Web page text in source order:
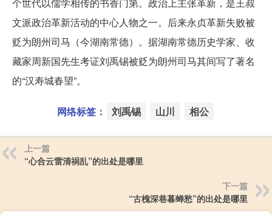
文派政治革新活动的中心人物之一。后来永贞革新失败被
贬为朗州司马（今湖南常德）。据湖南常德历史学家、收
藏家周新国先生考证刘禹锡被贬为朗州司马其间写了著名
的“汉寿城春望”。
网络标签： 刘禹锡 山川 相公
上一篇
“心合云雷清祸乱”的出处是哪里
下一篇
“古槐深巷暮蝉愁”的出处是哪里